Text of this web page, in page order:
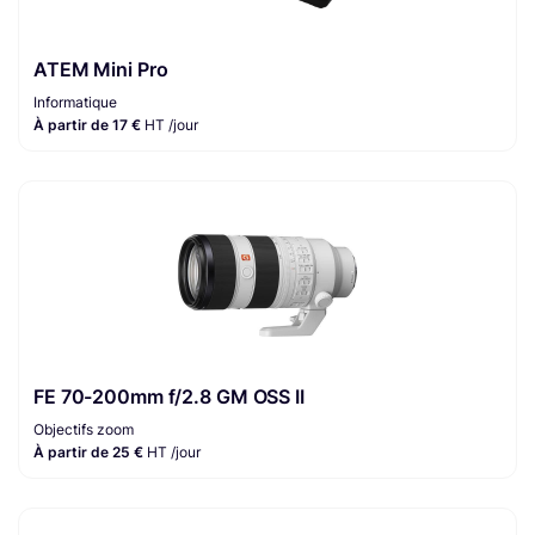
ATEM Mini Pro
Informatique
À partir de 17 € HT /jour
FE 70-200mm f/2.8 GM OSS II
Objectifs zoom
À partir de 25 € HT /jour